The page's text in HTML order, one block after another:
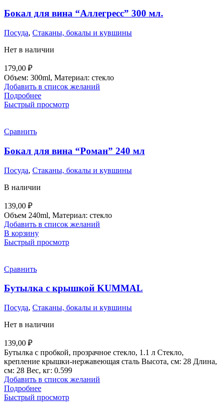
Бокал для вина “Аллегресс” 300 мл.
Посуда, Стаканы, бокалы и кувшины
Нет в наличии
179,00 ₽
Объем: 300ml, Материал: стекло
Добавить в список желаний
Подробнее
Быстрый просмотр
Сравнить
Бокал для вина “Роман” 240 мл
Посуда, Стаканы, бокалы и кувшины
В наличии
139,00 ₽
Объем 240ml, Материал: стекло
Добавить в список желаний
В корзину
Быстрый просмотр
Сравнить
Бутылка с крышкой KUMMAL
Посуда, Стаканы, бокалы и кувшины
Нет в наличии
139,00 ₽
Бутылка с пробкой, прозрачное стекло, 1.1 л Стекло,
крепление крышки-нержавеющая сталь Высота, см: 28 Длина,
см: 28 Вес, кг: 0.599
Добавить в список желаний
Подробнее
Быстрый просмотр